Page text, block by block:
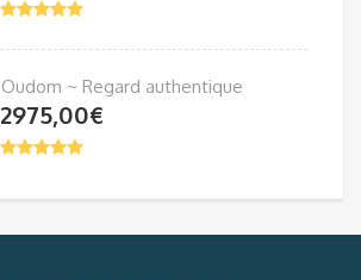
Oudom ~ Regard authentique
2975,00€